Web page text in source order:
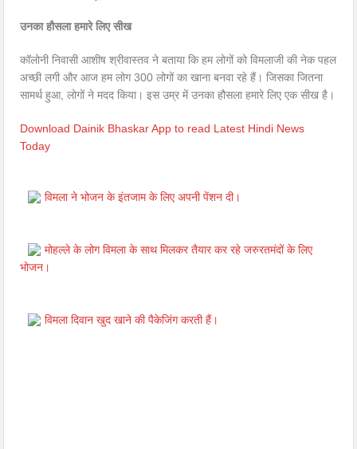
उनका हौसला हमारे लिए सीख
कॉलोनी निवासी आशीष श्रीवास्तव ने बताया कि हम लोगों को विमलाजी की नेक पहल
अच्छी लगी और आज हम लोग 300 लोगों का खाना बनवा रहे हैं। जिसका जितना
सामर्थ हुआ, लोगों ने मदद किया। इस उम्र में उनका हौसला हमारे लिए एक सीख है।
Download Dainik Bhaskar App to read Latest Hindi News
Today
विमला ने भोजन के इंतजाम के लिए अपनी पेंशन दी।
मोहल्ले के लोग विमला के साथ मिलकर तैयार कर रहे जरुरतमंदों के लिए
भोजन।
विमला दिवान खुद खाने की पैकेजिंग करती हैं।